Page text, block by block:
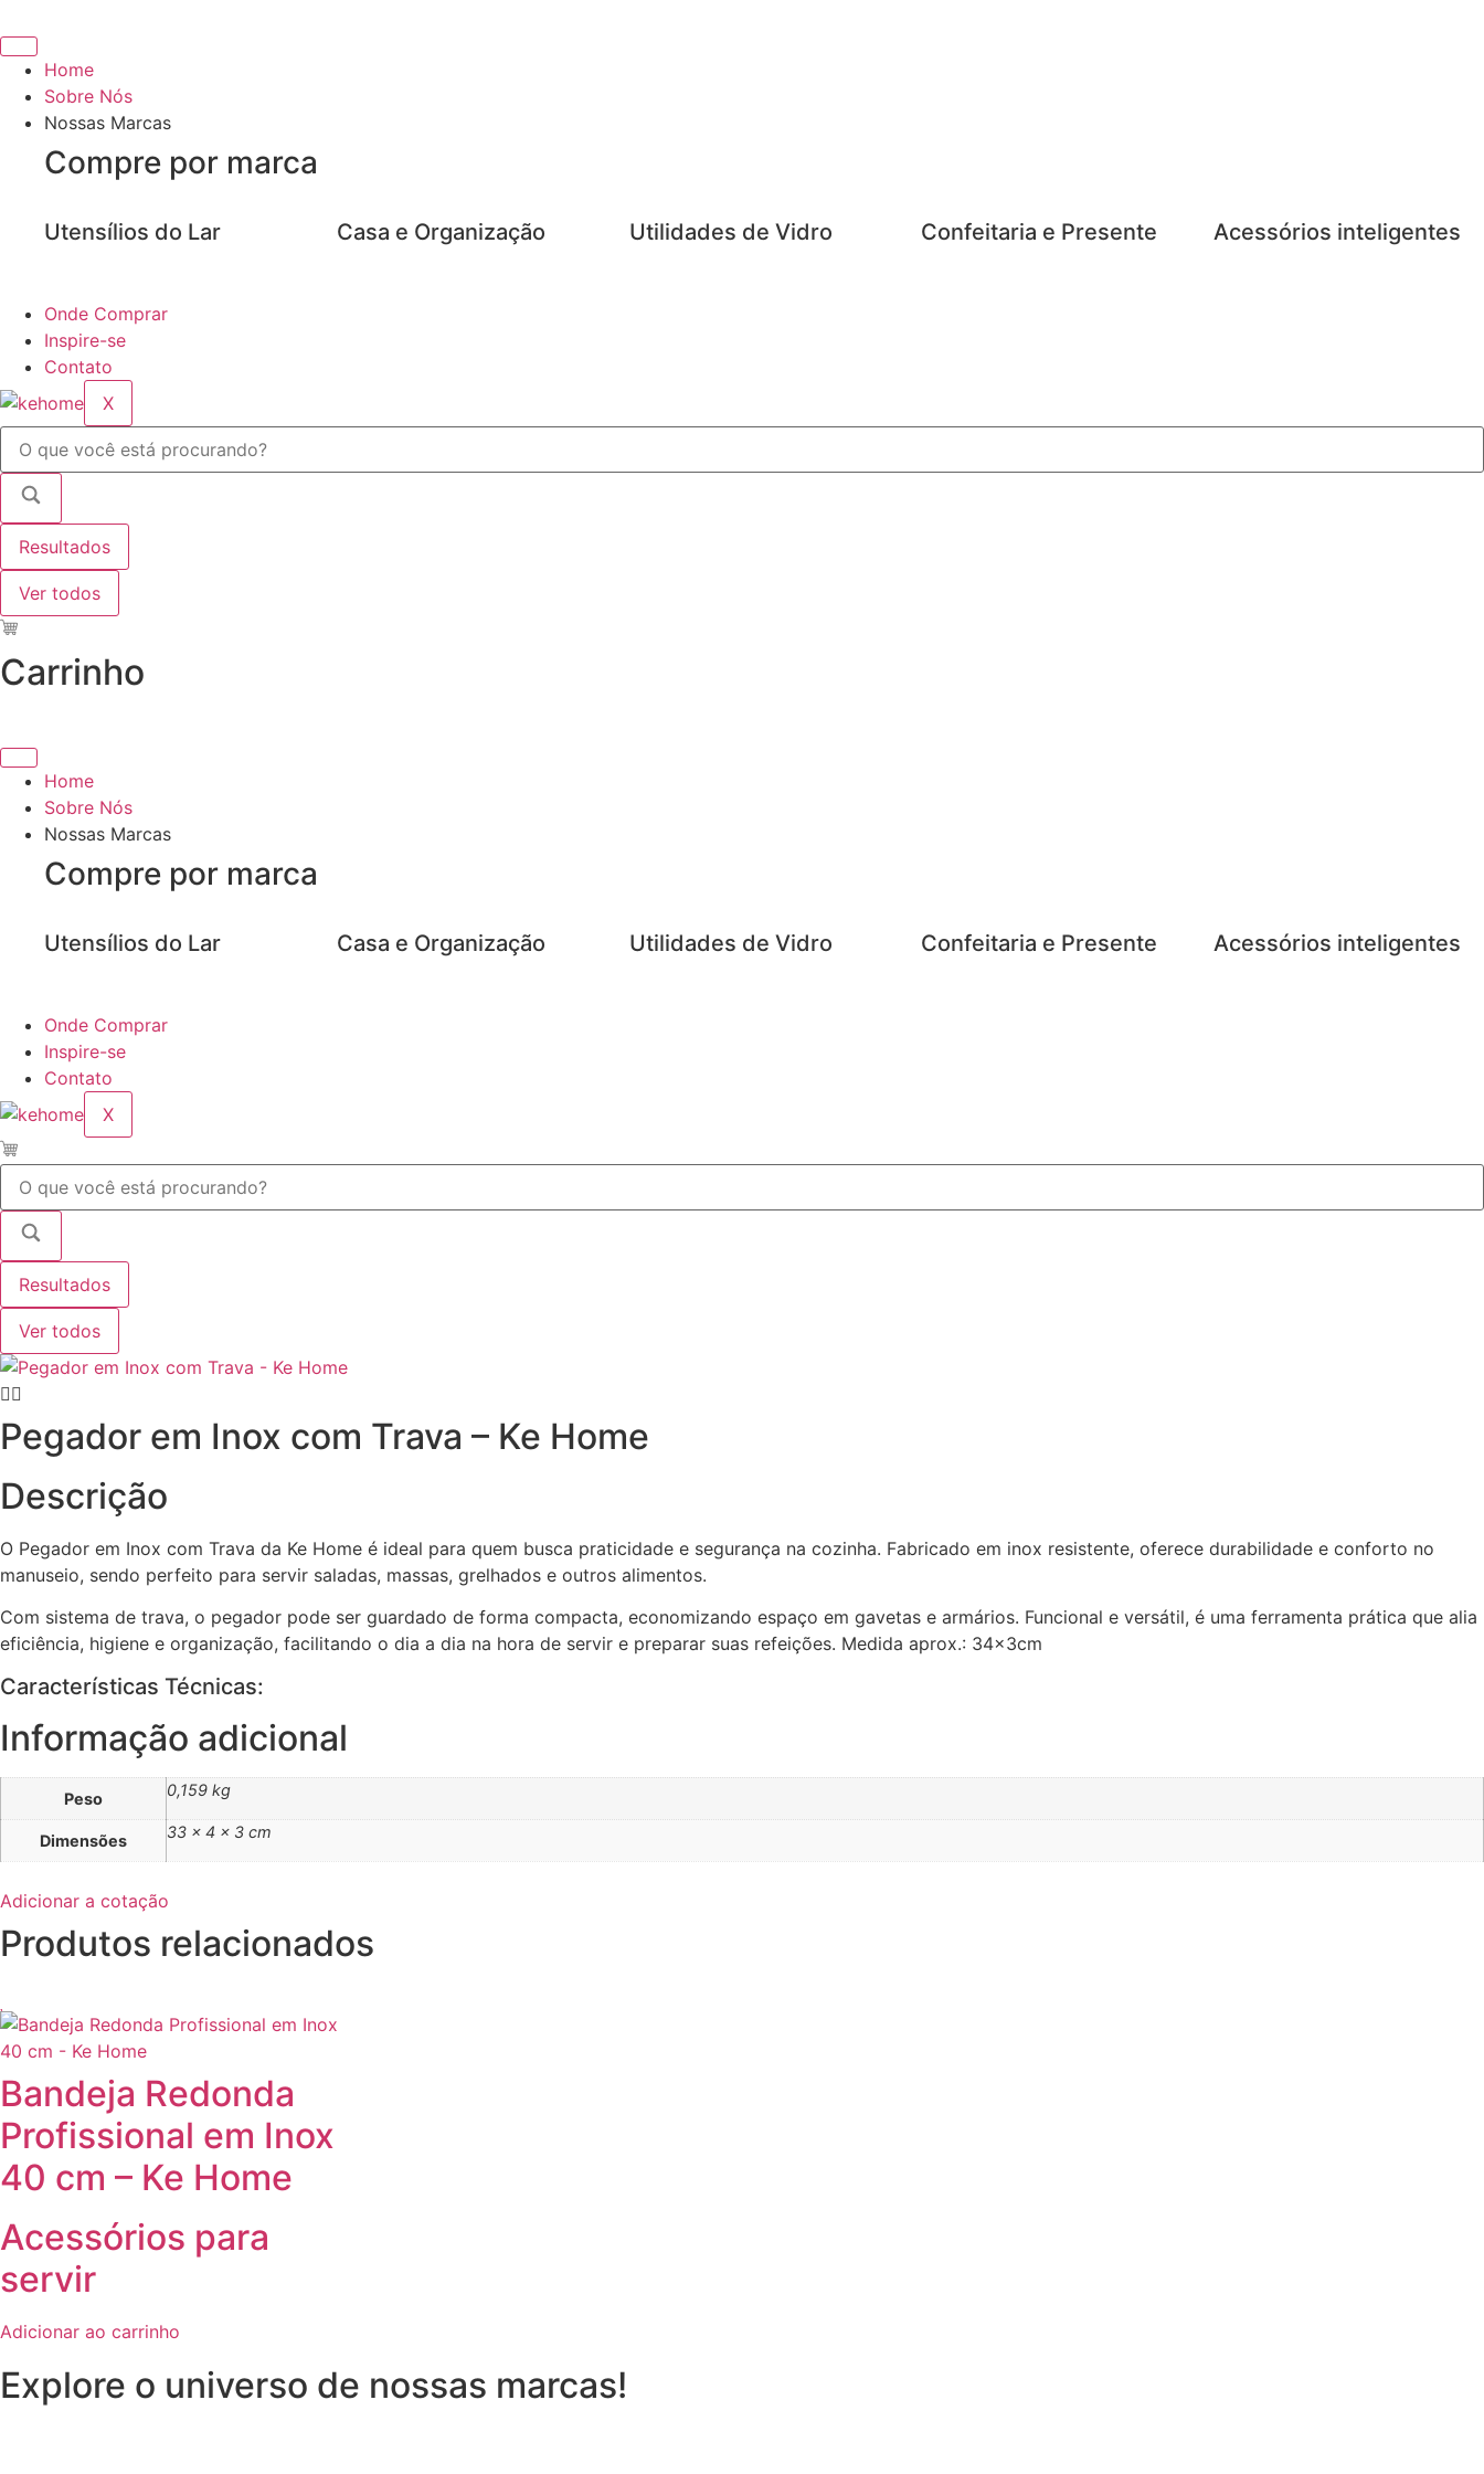
para
conteúdo
Home
Sobre Nós
Nossas Marcas
Compre por marca
Utensílios do Lar Casa e Organização Utilidades de Vidro Confeitaria e Presente Acessórios inteligentes
Onde Comprar
Inspire-se
Contato
X
Pesquisar
Resultados
Ver todos
Carrinho
Home
Sobre Nós
Nossas Marcas
Compre por marca
Utensílios do Lar Casa e Organização Utilidades de Vidro Confeitaria e Presente Acessórios inteligentes
Onde Comprar
Inspire-se
Contato
X
Pesquisar
Resultados
Ver todos
Pegador em Inox com Trava – Ke Home
Descrição
O Pegador em Inox com Trava da Ke Home é ideal para quem busca praticidade e segurança na cozinha. Fabricado em inox resistente, oferece durabilidade e conforto no
manuseio, sendo perfeito para servir saladas, massas, grelhados e outros alimentos.
Com sistema de trava, o pegador pode ser guardado de forma compacta, economizando espaço em gavetas e armários. Funcional e versátil, é uma ferramenta prática que alia
eficiência, higiene e organização, facilitando o dia a dia na hora de servir e preparar suas refeições. Medida aprox.: 34x3cm
Características Técnicas:
Informação adicional
Peso 0,159 kg
Dimensões 33 × 4 × 3 cm
Adicionar a cotação
Produtos relacionados
Bandeja Redonda
Profissional em Inox
40 cm – Ke Home
Acessórios para
servir
Adicionar ao carrinho
Explore o universo de nossas marcas!